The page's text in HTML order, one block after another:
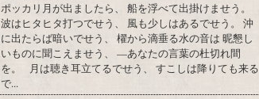
ポッカリ月が出ましたら、 船を浮べて出掛けませう。
波はヒタヒタ打つでせう、 風も少しはあるでせう。 沖
に出たらば暗いでせう、 櫂から滴垂る水の音は 昵懇し
いものに聞こえませう、 —あなたの言葉の杜切れ間
を。 月は聴き耳立てるでせう、 すこしは降りても来る
で...